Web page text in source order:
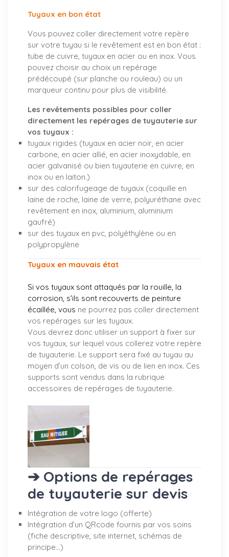
Tuyaux en bon état
Vous pouvez coller directement votre repère
sur votre tuyau si le revêtement est en bon état :
tube de cuivre, tuyaux en acier ou en inox. Vous
pouvez choisir au choix un repérage
prédécoupé (sur planche ou rouleau) ou un
marqueur continu pour plus de visibilité.
Les revêtements possibles pour coller
directement les repérages de tuyauterie sur
vos tuyaux :
tuyaux rigides (tuyaux en acier noir, en acier
carbone, en acier allié, en acier inoxydable, en
acier galvanisé ou bien tuyauterie en cuivre, en
inox ou en laiton.)
sur des calorifugeage de tuyaux (coquille en
laine de roche, laine de verre, polyuréthane avec
revêtement en inox, aluminium, aluminium
gaufré)
sur des tuyaux en pvc, polyéthylène ou en
polypropylène
Tuyaux en mauvais état
Si vos tuyaux sont attaqués par la rouille, la
corrosion, s'ils sont recouverts de peinture
écaillée, vous ne pourrez pas coller directement
vos repérages sur les tuyaux.
Vous devrez donc utiliser un support à fixer sur
vos tuyaux, sur lequel vous collerez votre repère
de tuyauterie. Le support sera fixé au tuyau au
moyen d’un colson, de vis ou de lien en inox. Ces
supports sont vendus dans la rubrique
accessoires de repérages de tuyauterie.
➔ Options de repérages
de tuyauterie sur devis
Intégration de votre logo (offerte)
Intégration d’un QRcode fournis par vos soins
(fiche descriptive, site internet, schémas de
principe…)